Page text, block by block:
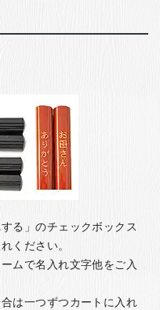
る」のチェックボックス
ください。
ムで名入れ文字他をご入
は一つずつカートに入れ